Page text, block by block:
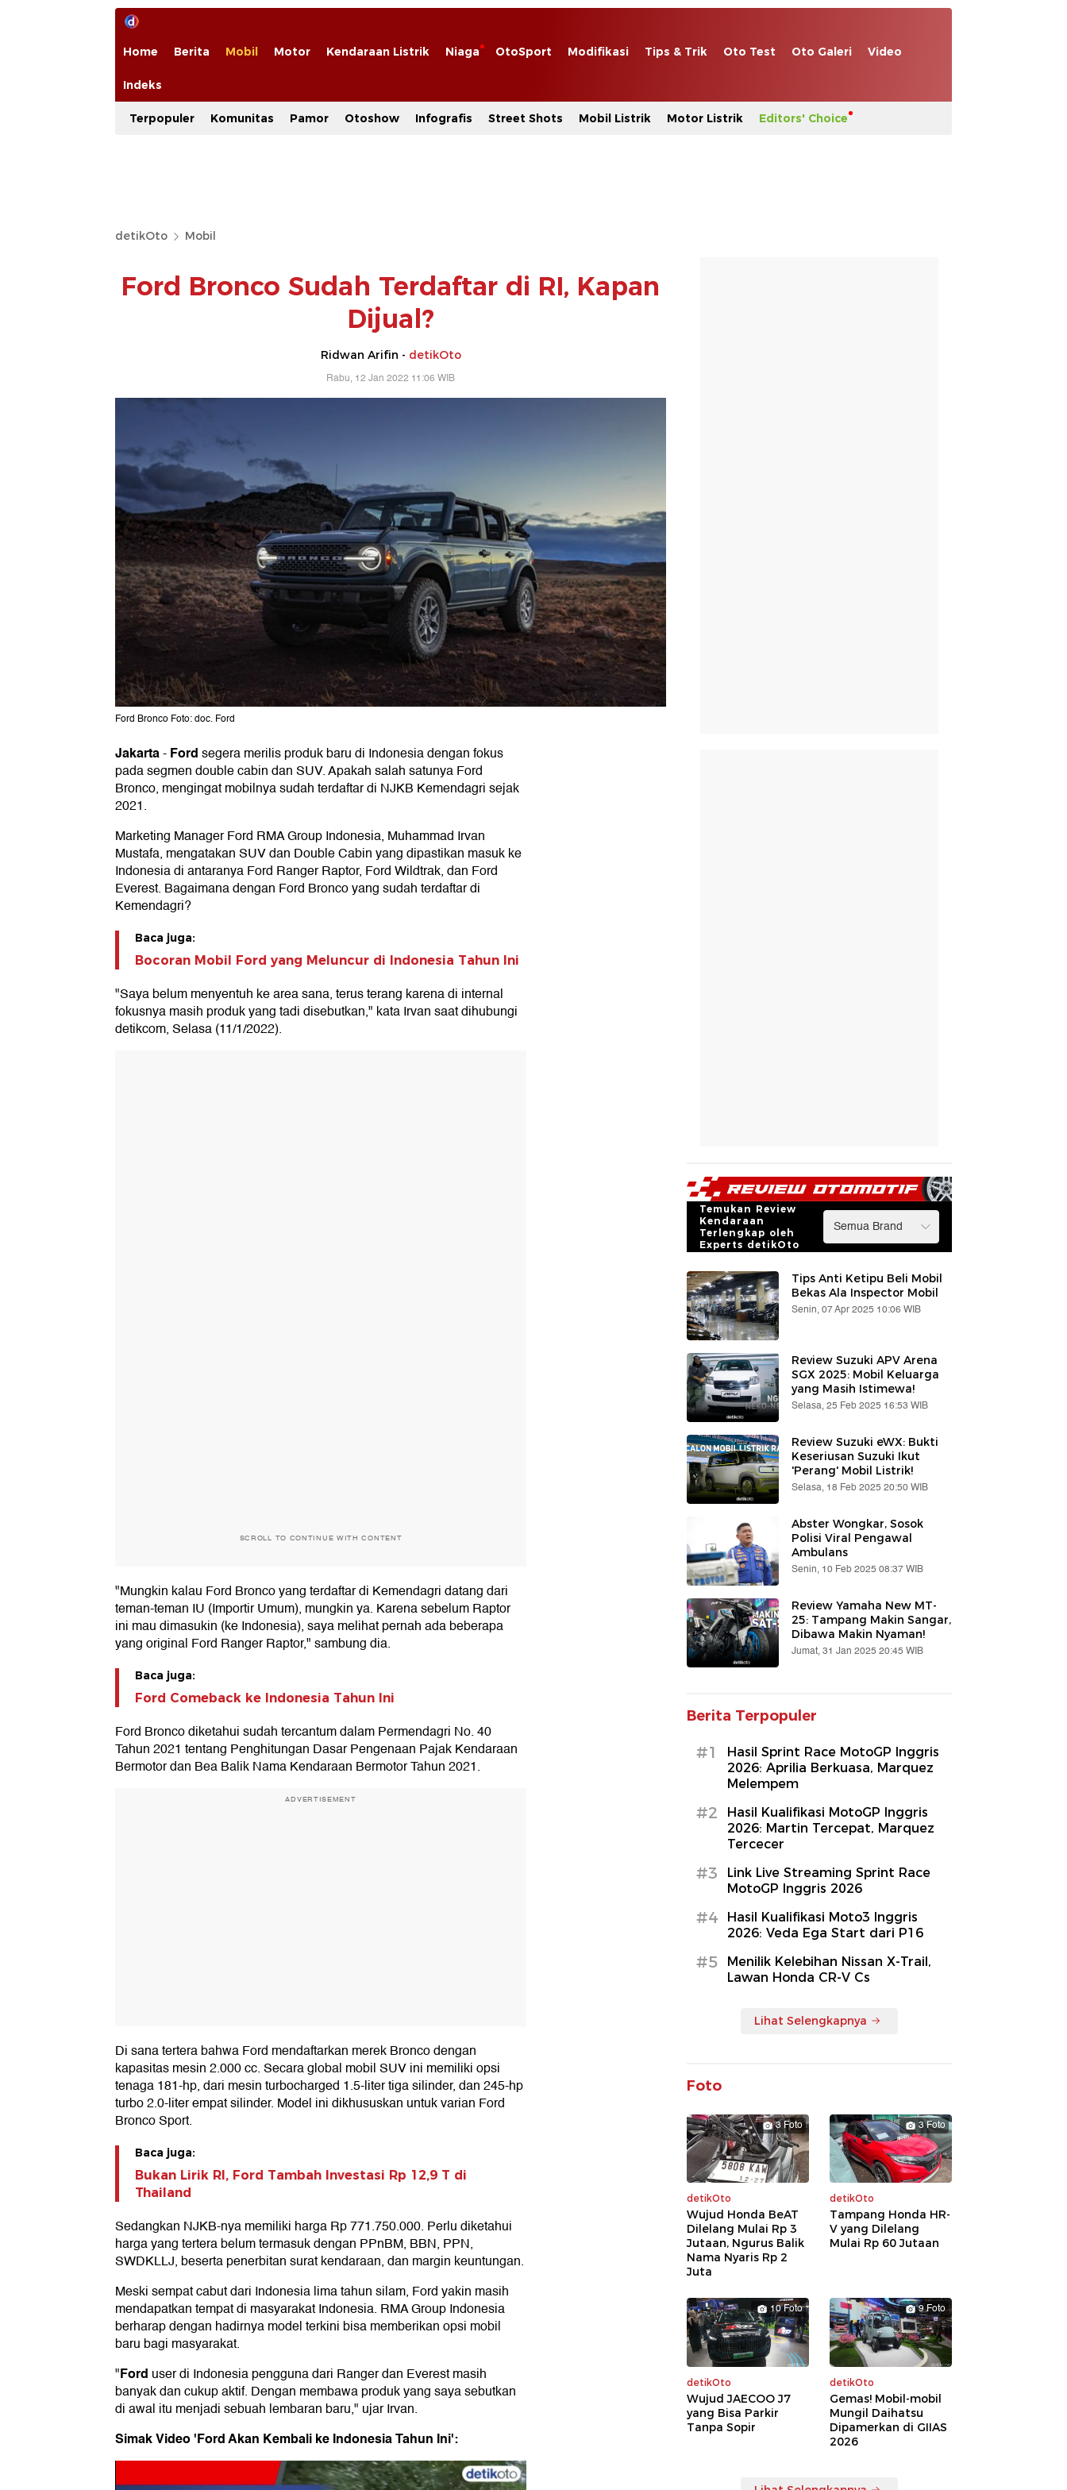
Home Berita Mobil Motor Kendaraan Listrik Niaga OtoSport Modifikasi Tips & Trik Oto Test Oto Galeri Video
Indeks
Terpopuler Komunitas Pamor Otoshow Infografis Street Shots Mobil Listrik Motor Listrik Editors' Choice
detikOto Mobil
Ford Bronco Sudah Terdaftar di RI, Kapan
Dijual?
Ridwan Arifin - detikOto
Rabu, 12 Jan 2022 11:06 WIB
Ford Bronco Foto: doc. Ford
Jakarta-Fordsegera merilis produk baru di Indonesia dengan fokus
pada segmen double cabin dan SUV. Apakah salah satunya Ford
Bronco, mengingat mobilnya sudah terdaftar di NJKB Kemendagri sejak
2021.
Marketing Manager Ford RMA Group Indonesia, Muhammad Irvan
Mustafa, mengatakan SUV dan Double Cabin yang dipastikan masuk ke
Indonesia di antaranya Ford Ranger Raptor, Ford Wildtrak, dan Ford
Everest. Bagaimana dengan Ford Bronco yang sudah terdaftar di
Kemendagri?
Baca juga:
Bocoran Mobil Ford yang Meluncur di Indonesia Tahun Ini
"Saya belum menyentuh ke area sana, terus terang karena di internal
fokusnya masih produk yang tadi disebutkan," kata Irvan saat dihubungi
detikcom, Selasa (11/1/2022).
SCROLL TO CONTINUE WITH CONTENT
"Mungkin kalau Ford Bronco yang terdaftar di Kemendagri datang dari
teman-teman IU (Importir Umum), mungkin ya. Karena sebelum Raptor
ini mau dimasukin (ke Indonesia), saya melihat pernah ada beberapa
yang original Ford Ranger Raptor," sambung dia.
Baca juga:
Ford Comeback ke Indonesia Tahun Ini
Ford Bronco diketahui sudah tercantum dalam Permendagri No. 40
Tahun 2021 tentang Penghitungan Dasar Pengenaan Pajak Kendaraan
Bermotor dan Bea Balik Nama Kendaraan Bermotor Tahun 2021.
ADVERTISEMENT
Di sana tertera bahwa Ford mendaftarkan merek Bronco dengan
kapasitas mesin 2.000 cc. Secara global mobil SUV ini memiliki opsi
tenaga 181-hp, dari mesin turbocharged 1.5-liter tiga silinder, dan 245-hp
turbo 2.0-liter empat silinder. Model ini dikhususkan untuk varian Ford
Bronco Sport.
Baca juga:
Bukan Lirik RI, Ford Tambah Investasi Rp 12,9 T di
Thailand
Sedangkan NJKB-nya memiliki harga Rp 771.750.000. Perlu diketahui
harga yang tertera belum termasuk dengan PPnBM, BBN, PPN,
SWDKLLJ, beserta penerbitan surat kendaraan, dan margin keuntungan.
Meski sempat cabut dari Indonesia lima tahun silam, Ford yakin masih
mendapatkan tempat di masyarakat Indonesia. RMA Group Indonesia
berharap dengan hadirnya model terkini bisa memberikan opsi mobil
baru bagi masyarakat.
"Ford user di Indonesia pengguna dari Ranger dan Everest masih
banyak dan cukup aktif. Dengan membawa produk yang saya sebutkan
di awal itu menjadi sebuah lembaran baru," ujar Irvan.
Simak Video 'Ford Akan Kembali ke Indonesia Tahun Ini':
Temukan Review
Kendaraan
Terlengkap oleh
Experts detikOto
Tips Anti Ketipu Beli Mobil
Bekas Ala Inspector Mobil
Senin, 07 Apr 2025 10:06 WIB
Review Suzuki APV Arena
SGX 2025: Mobil Keluarga
yang Masih Istimewa!
Selasa, 25 Feb 2025 16:53 WIB
Review Suzuki eWX: Bukti
Keseriusan Suzuki Ikut
'Perang' Mobil Listrik!
Selasa, 18 Feb 2025 20:50 WIB
Abster Wongkar, Sosok
Polisi Viral Pengawal
Ambulans
Senin, 10 Feb 2025 08:37 WIB
Review Yamaha New MT-
25: Tampang Makin Sangar,
Dibawa Makin Nyaman!
Jumat, 31 Jan 2025 20:45 WIB
Berita Terpopuler
#1
Hasil Sprint Race MotoGP Inggris
2026: Aprilia Berkuasa, Marquez
Melempem
#2
Hasil Kualifikasi MotoGP Inggris
2026: Martin Tercepat, Marquez
Tercecer
#3
Link Live Streaming Sprint Race
MotoGP Inggris 2026
#4
Hasil Kualifikasi Moto3 Inggris
2026: Veda Ega Start dari P16
#5
Menilik Kelebihan Nissan X-Trail,
Lawan Honda CR-V Cs
Lihat Selengkapnya
Foto
3 Foto
detikOto
Wujud Honda BeAT
Dilelang Mulai Rp 3
Jutaan, Ngurus Balik
Nama Nyaris Rp 2
Juta
3 Foto
detikOto
Tampang Honda HR-
V yang Dilelang
Mulai Rp 60 Jutaan
10 Foto
detikOto
Wujud JAECOO J7
yang Bisa Parkir
Tanpa Sopir
9 Foto
detikOto
Gemas! Mobil-mobil
Mungil Daihatsu
Dipamerkan di GIIAS
2026